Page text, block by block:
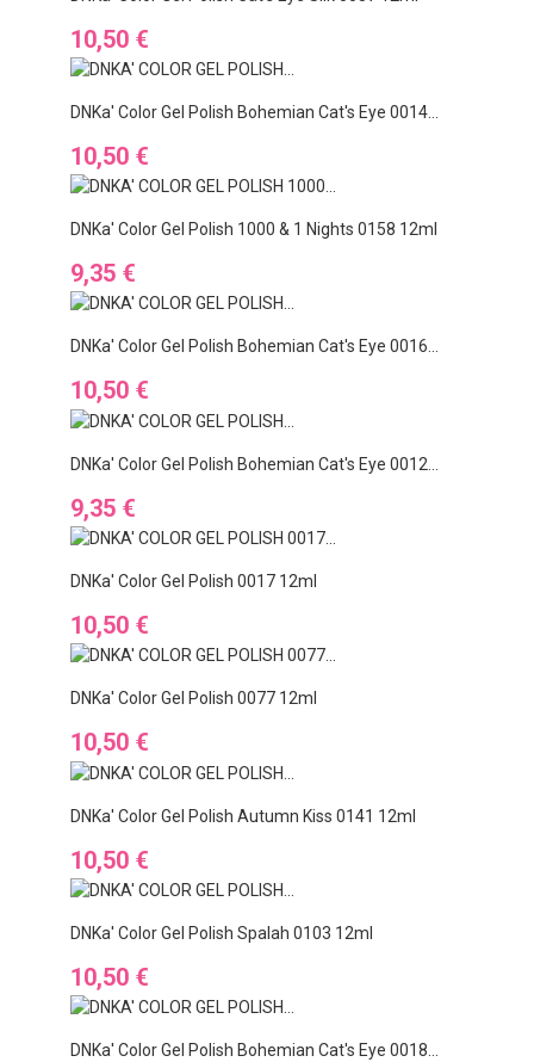
Cena
10,50 €
DNKa' Color Gel Polish Bohemian Cat's Eye 0014...
Cena
10,50 €
DNKa' Color Gel Polish 1000 & 1 Nights 0158 12ml
Cena
9,35 €
DNKa' Color Gel Polish Bohemian Cat's Eye 0016...
Cena
10,50 €
DNKa' Color Gel Polish Bohemian Cat's Eye 0012...
Cena
9,35 €
DNKa' Color Gel Polish 0017 12ml
Cena
10,50 €
DNKa' Color Gel Polish 0077 12ml
Cena
10,50 €
DNKa' Color Gel Polish Autumn Kiss 0141 12ml
Cena
10,50 €
DNKa' Color Gel Polish Spalah 0103 12ml
Cena
10,50 €
DNKa' Color Gel Polish Bohemian Cat's Eye 0018...